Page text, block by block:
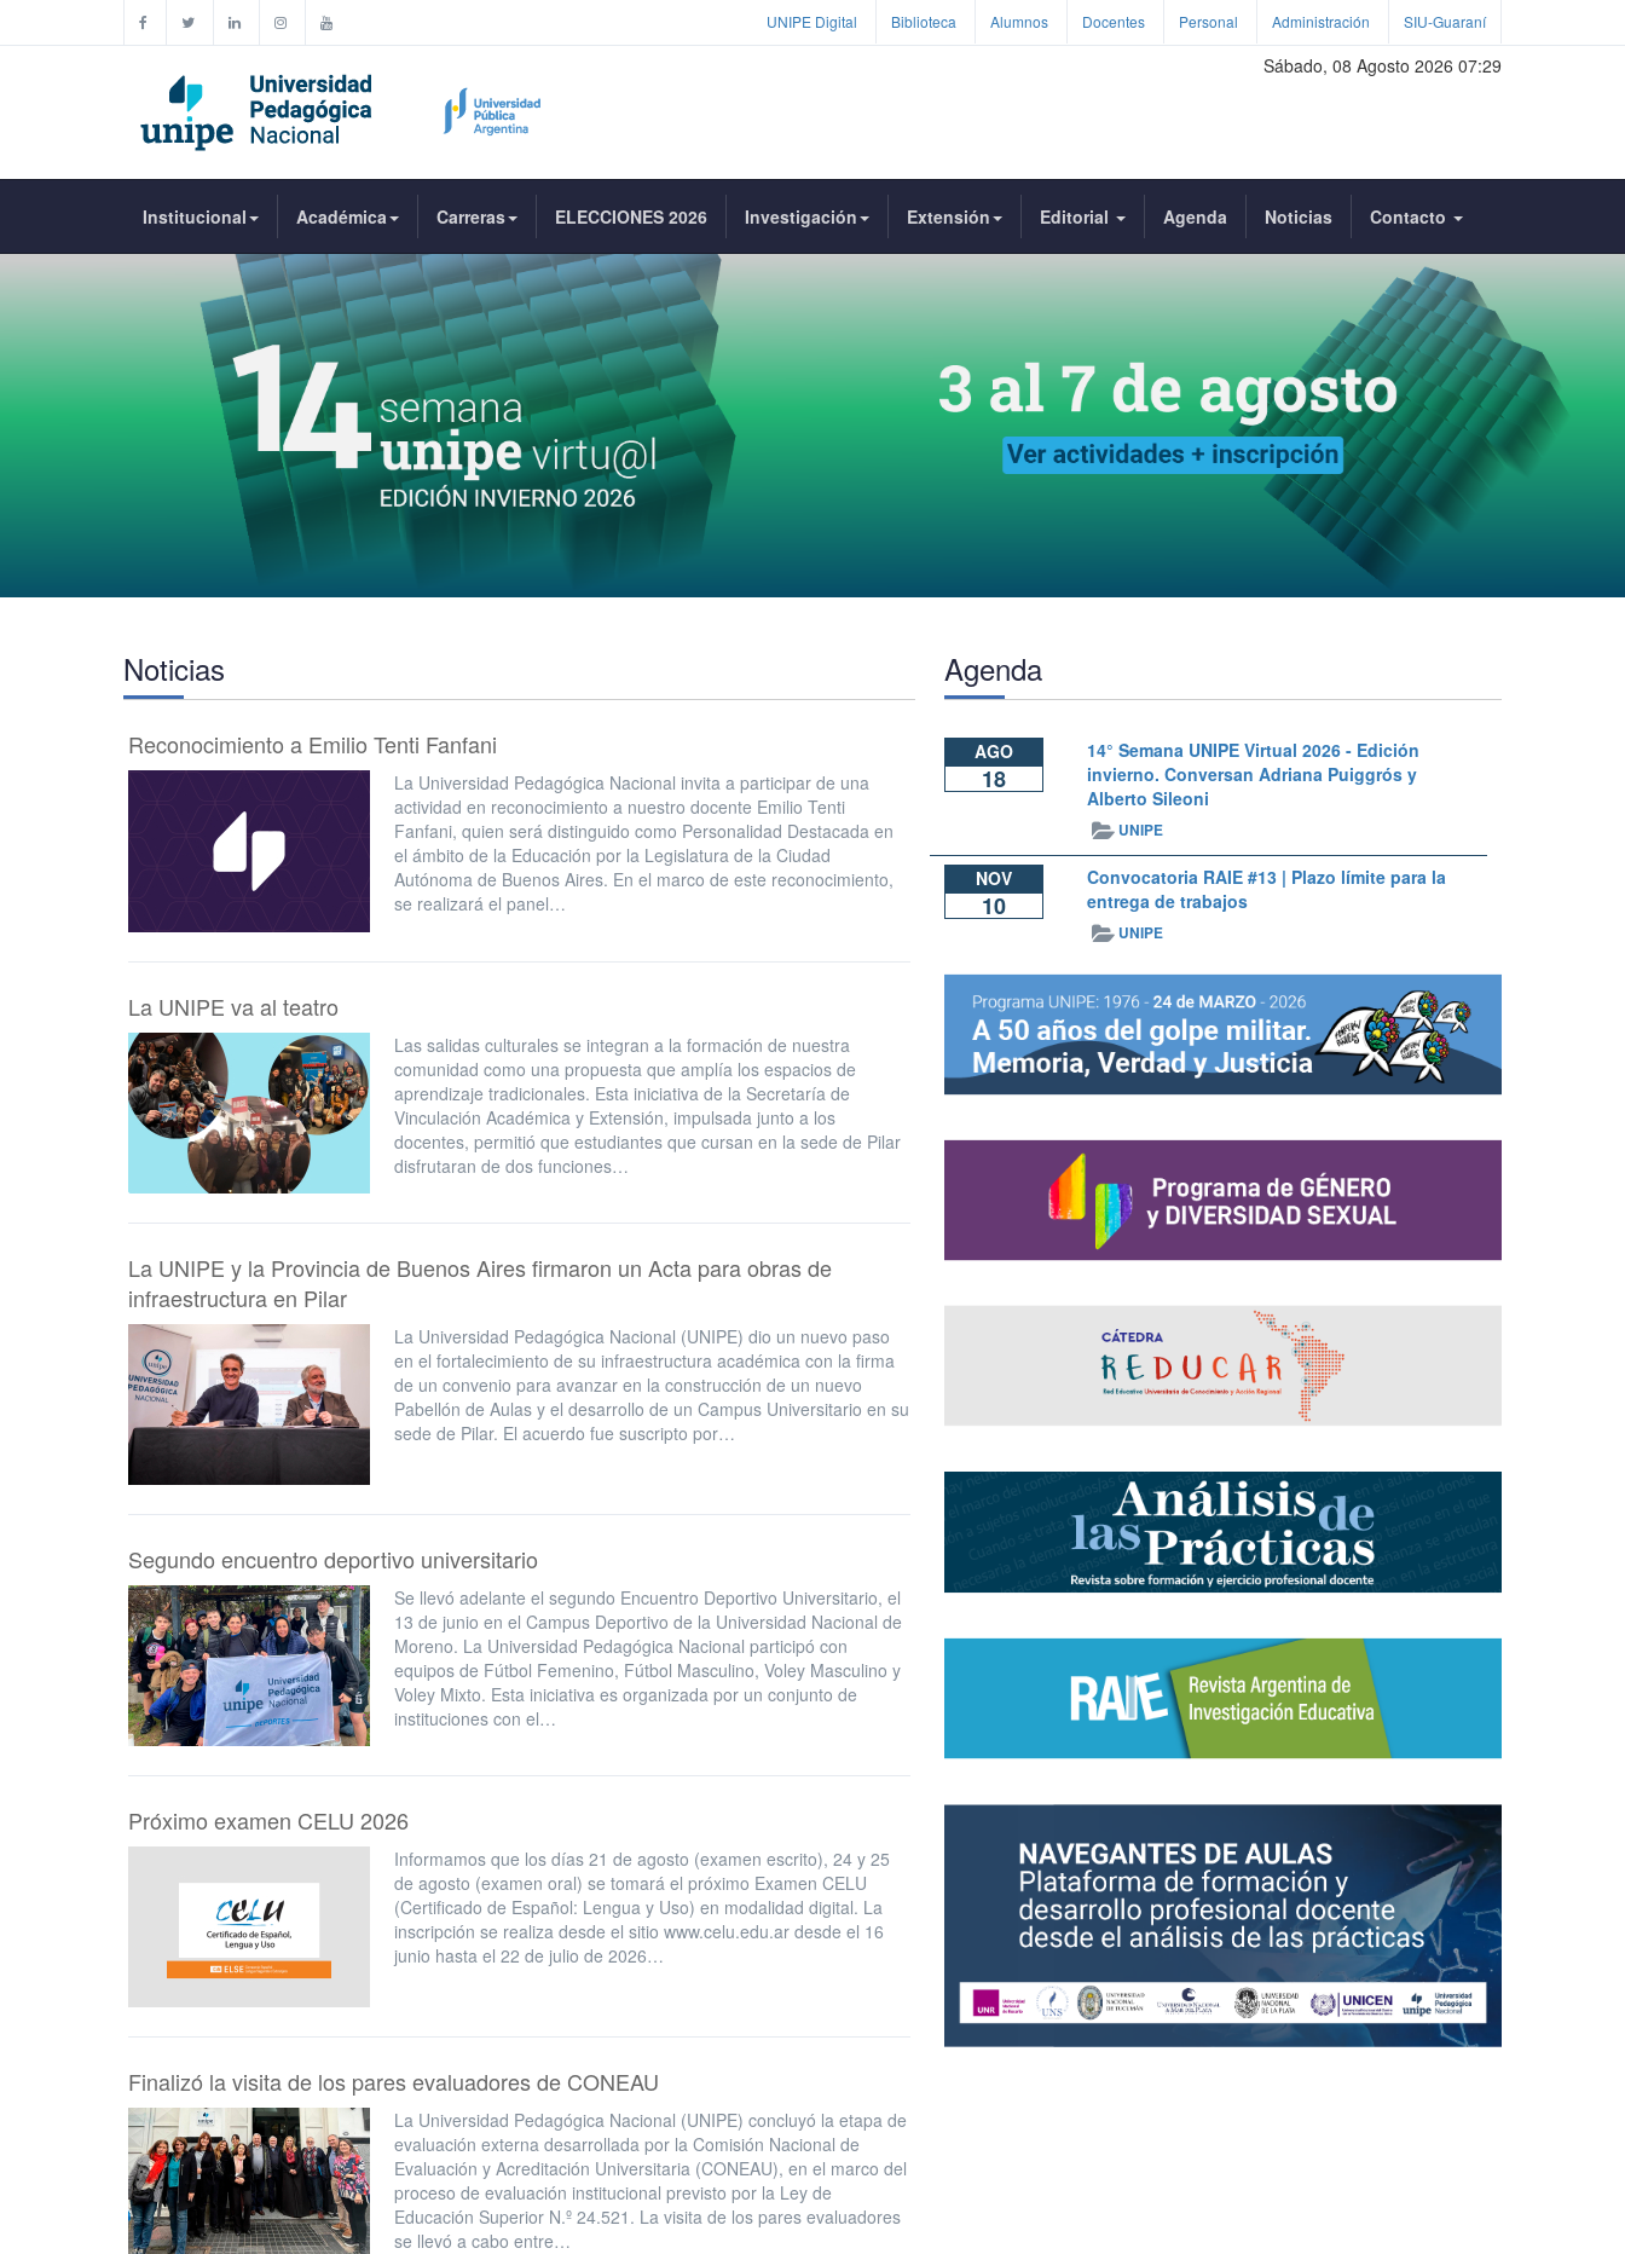
UNIPE Digital Biblioteca Alumnos Docentes Personal Administración SIU-Guaraní
Sábado, 08 Agosto 2026 07:29
Institucional Académica Carreras ELECCIONES 2026 Investigación Extensión Editorial Agenda Noticias Contacto
Noticias
Reconocimiento a Emilio Tenti Fanfani
La Universidad Pedagógica Nacional invita a participar de una
actividad en reconocimiento a nuestro docente Emilio Tenti
Fanfani, quien será distinguido como Personalidad Destacada en
el ámbito de la Educación por la Legislatura de la Ciudad
Autónoma de Buenos Aires. En el marco de este reconocimiento,
se realizará el panel…
La UNIPE va al teatro
Las salidas culturales se integran a la formación de nuestra
comunidad como una propuesta que amplía los espacios de
aprendizaje tradicionales. Esta iniciativa de la Secretaría de
Vinculación Académica y Extensión, impulsada junto a los
docentes, permitió que estudiantes que cursan en la sede de Pilar
disfrutaran de dos funciones…
La UNIPE y la Provincia de Buenos Aires firmaron un Acta para obras de
infraestructura en Pilar
La Universidad Pedagógica Nacional (UNIPE) dio un nuevo paso
en el fortalecimiento de su infraestructura académica con la firma
de un convenio para avanzar en la construcción de un nuevo
Pabellón de Aulas y el desarrollo de un Campus Universitario en su
sede de Pilar. El acuerdo fue suscripto por…
Segundo encuentro deportivo universitario
Se llevó adelante el segundo Encuentro Deportivo Universitario, el
13 de junio en el Campus Deportivo de la Universidad Nacional de
Moreno. La Universidad Pedagógica Nacional participó con
equipos de Fútbol Femenino, Fútbol Masculino, Voley Masculino y
Voley Mixto. Esta iniciativa es organizada por un conjunto de
instituciones con el…
Próximo examen CELU 2026
Informamos que los días 21 de agosto (examen escrito), 24 y 25
de agosto (examen oral) se tomará el próximo Examen CELU
(Certificado de Español: Lengua y Uso) en modalidad digital. La
inscripción se realiza desde el sitio www.celu.edu.ar desde el 16
junio hasta el 22 de julio de 2026…
Finalizó la visita de los pares evaluadores de CONEAU
La Universidad Pedagógica Nacional (UNIPE) concluyó la etapa de
evaluación externa desarrollada por la Comisión Nacional de
Evaluación y Acreditación Universitaria (CONEAU), en el marco del
proceso de evaluación institucional previsto por la Ley de
Educación Superior N.º 24.521. La visita de los pares evaluadores
se llevó a cabo entre…
Agenda
AGO
18
14° Semana UNIPE Virtual 2026 - Edición
invierno. Conversan Adriana Puiggrós y
Alberto Sileoni
UNIPE
NOV
10
Convocatoria RAIE #13 | Plazo límite para la
entrega de trabajos
UNIPE